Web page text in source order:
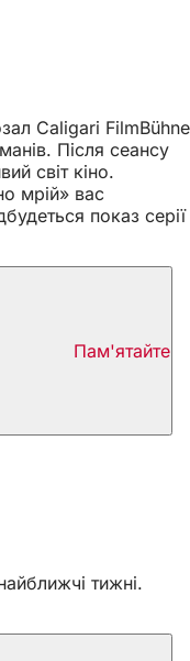
Caligari FilmBühne
Після сеансу
світ кіно.
мрій» вас
показ серії
Пам'ятайте
тижні.